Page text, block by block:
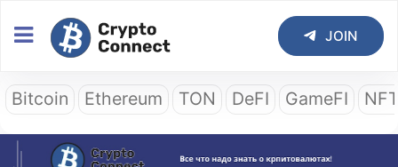
JOIN
Bitcoin Ethereum TON DeFI GameFI